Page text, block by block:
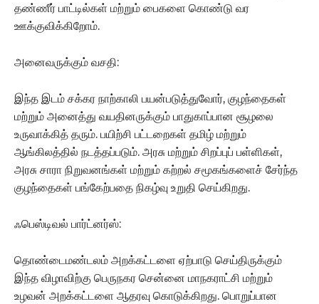
தண்ணீர் பாட்டில்கள் மற்றும் பைகளை கொண்டு வர
ஊக்குவிக்கிறோம்.
அனைவருக்கும் வசதி:
இந்த இடம் சக்கர நாற்காலி பயன்படுத்துவோர், குழந்தைகள்
மற்றும் அனைத்து வயதினருக்கும் பாதுகாப்பான சூழலை
உருவாக்கித் தரும். பயிற்சி பட்டறைகள் தமிழ் மற்றும்
ஆங்கிலத்தில் நடத்தப்படும். அரசு மற்றும் சிறப்புப் பள்ளிகள்,
அரசு சாரா நிறுவனங்கள் மற்றும் கற்றல் சமூகங்களைச் சேர்ந்த
குழந்தைகள் பங்கேற்பதை நிகழ்வு உறுதி செய்கிறது.
ஃபெஸ்டிவல் பார்ட்னர்ஸ்:
தொண்டைமண்டலம் அறக்கட்டளை ஏற்பாடு செய்திருக்கும்
இந்த விழாவிற்கு பெருநகர சென்னை மாநகராட்சி மற்றும்
உழவன் அறக்கட்டளை ஆதரவு கொடுக்கிறது. பொறுப்பான